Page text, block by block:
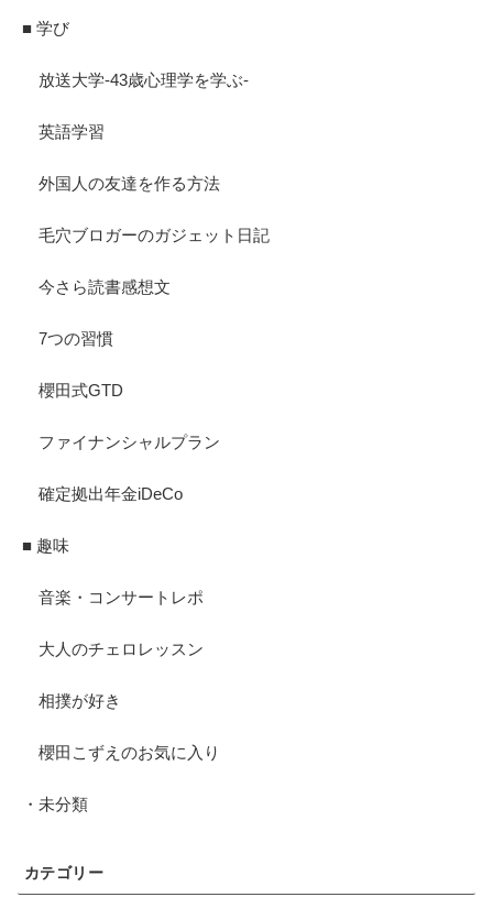
■ 学び
放送大学-43歳心理学を学ぶ-
英語学習
外国人の友達を作る方法
毛穴ブロガーのガジェット日記
今さら読書感想文
7つの習慣
櫻田式GTD
ファイナンシャルプラン
確定拠出年金iDeCo
■ 趣味
音楽・コンサートレポ
大人のチェロレッスン
相撲が好き
櫻田こずえのお気に入り
・未分類
カテゴリー